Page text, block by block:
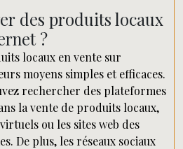
des produits locaux
?
locaux en vente sur
moyens simples et efficaces.
rechercher des plateformes
la vente de produits locaux,
ou les sites web des
De plus, les réseaux sociaux